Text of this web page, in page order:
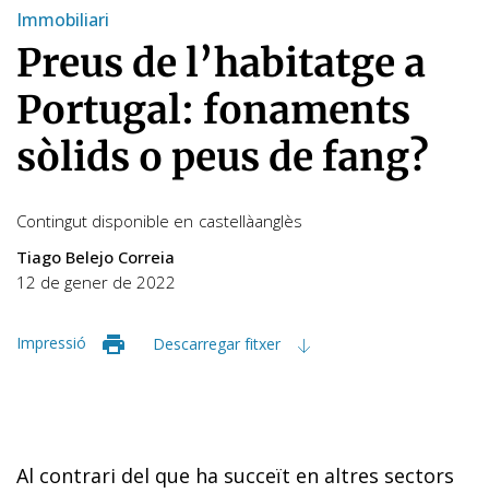
Immobiliari
Preus de l’habitatge a
Portugal: fonaments
sòlids o peus de fang?
Contingut disponible en castellàanglès
Tiago Belejo Correia
12 de gener de 2022
Impressió Descarregar fitxer
Al contrari del que ha succeït en altres sectors